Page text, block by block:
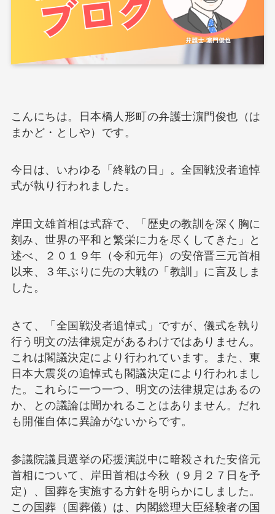
こんにちは。日本橋人形町の弁護士濵門俊也（は
まかど・としや）です。
今日は、いわゆる「終戦の日」。全国戦没者追悼
式が執り行われました。
岸田文雄首相は式辞で、「歴史の教訓を深く胸に
刻み、世界の平和と繁栄に力を尽くしてきた」と
述べ、２０１９年（令和元年）の安倍晋三元首相
以来、３年ぶりに先の大戦の「教訓」に言及しま
した。
さて、「全国戦没者追悼式」ですが、儀式を執り
行う明文の法律規定があるわけではありません。
これは閣議決定により行われています。また、東
日本大震災の追悼式も閣議決定により行われまし
た。これらに一つ一つ、明文の法律規定はあるの
か、との議論は聞かれることはありません。だれ
も開催自体に異論がないからです。
参議院議員選挙の応援演説中に暗殺された安倍元
首相について、岸田首相は今秋（９月２７日を予
定）、国葬を実施する方針を明らかにしました。
この国葬（国葬儀）は、内閣総理大臣経験者の国